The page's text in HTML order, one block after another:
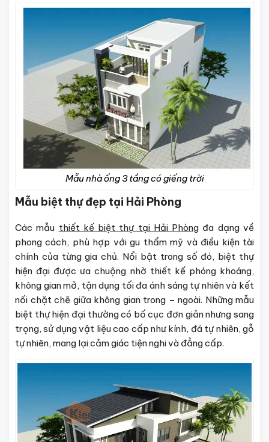
Mẫu nhà ống 3 tầng có giếng trời
Mẫu biệt thự đẹp tại Hải Phòng
Các mẫu thiết kế biệt thự tại Hải Phòng đa dạng về
phong cách, phù hợp với gu thẩm mỹ và điều kiện tài
chính của từng gia chủ. Nổi bật trong số đó, biệt thự
hiện đại được ưa chuộng nhờ thiết kế phóng khoáng,
không gian mở, tận dụng tối đa ánh sáng tự nhiên và kết
nối chặt chẽ giữa không gian trong – ngoài. Những mẫu
biệt thự hiện đại thường có bố cục đơn giản nhưng sang
trọng, sử dụng vật liệu cao cấp như kính, đá tự nhiên, gỗ
tự nhiên, mang lại cảm giác tiện nghi và đẳng cấp.